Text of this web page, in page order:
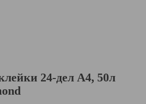
24-дел A4, 50л